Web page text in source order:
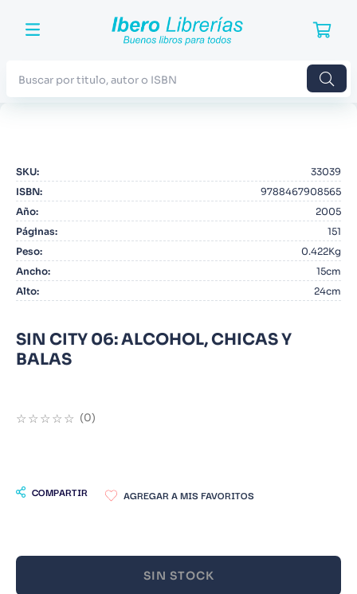
SKU:
33039
ISBN:
9788467908565
Año:
2005
Páginas:
151
Peso:
0.422Kg
Ancho:
15cm
Alto: 24cm
SIN CITY 06: ALCOHOL, CHICAS Y
BALAS
☆☆☆☆☆ (0)
COMPARTIR
SIN STOCK
2. Blue Lock
3.
4. Odisea
5. Manga
6.
8 .
Noches Blancas